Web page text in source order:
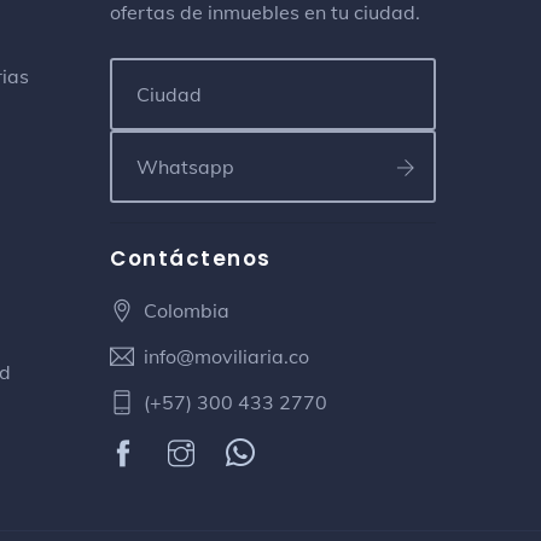
Otros lugares al aire libre
Hamburguesería
Colegio terciario
Hamburguesas San Marko
Hamburguesería
Calle 50 # 26-03
ofertas de inmuebles en tu ciudad.
Contáctenos
Colombia
info@moviliaria.co
(+57) 300 433 2770